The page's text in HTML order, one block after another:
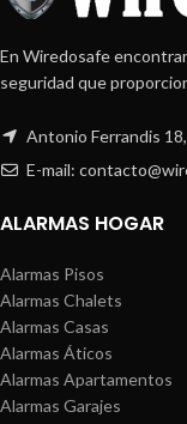
En Wiredosafe
seguridad que
Antonio Ferrandis
E-mail:
ALARMAS HOGAR
Alarmas Pisos
Alarmas Chalets
Alarmas Casas
Alarmas Áticos
Alarmas Apartamentos
Alarmas Garajes